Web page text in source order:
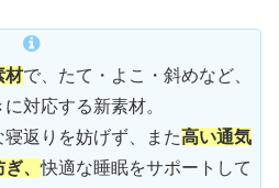
材で、たて・よこ・斜めなど、
対応する新素材。
返りを妨げず、また高い通気
ぎ、快適な睡眠をサポートして